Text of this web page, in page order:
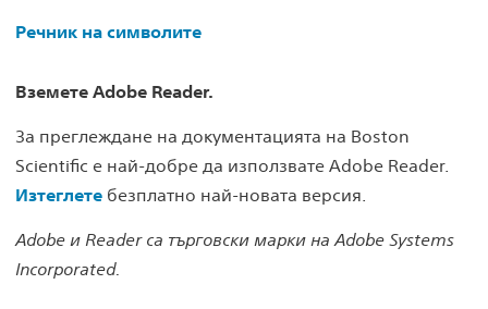
Речник на символите
Вземете Adobe Reader.
За преглеждане на документацията на Boston
Scientific е най-добре да използвате Adobe Reader.
Изтеглете безплатно най-новата версия.
Adobe и Reader са търговски марки на Adobe Systems
Incorporated.